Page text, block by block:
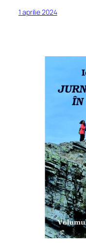
1 aprilie 2024